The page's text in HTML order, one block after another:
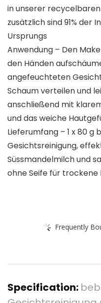
in unserer
zusätzlich sind 91%
Ursprungs
Anwendung – Den
den Händen
angefeuchteten
Schaum verteilen und
anschließend mit
und das weiche
Lieferumfang – 1 x 80 g
Gesichtsreinigung,
Süssmandelmilch und
ohne Seife für trockene
Frequently
Specification: